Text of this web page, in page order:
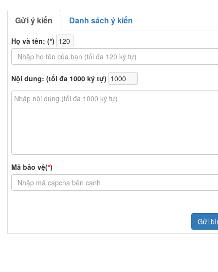
Gửi ý kiến Danh sách ý kiến
Họ và tên: (*)
Nội dung: (tối đa 1000 ký tự)
Mã bảo vệ(*)